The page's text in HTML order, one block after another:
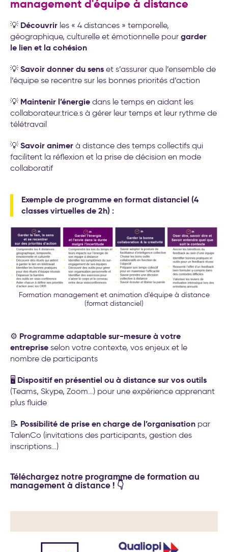
management d'équipe à distance
💡 Découvrir les « 4 distances » temporelle,
géographique, culturelle et émotionnelle pour garder
le lien et la cohésion
💡 Savoir donner du sens et s’assurer que l’ensemble de
l’équipe se recentre sur les bonnes priorités d’action
💡 Maintenir l’énergie dans le temps en aidant les
collaborateur.trice.s à gérer leur temps et leur rythme de
télétravail
💡 Savoir animer à distance des temps collectifs qui
facilitent la réflexion et la prise de décision en mode
collaboratif
Exemple de programme en format distanciel (4
classes virtuelles de 2h) :
Formation management et animation d'équipe à distance
(format distanciel)
⚙️ Programme adaptable sur-mesure à votre
entreprise selon votre contexte, vos enjeux et le
nombre de participants
🖥️ Dispositif en présentiel ou à distance sur vos outils
(Teams, Skype, Zoom…) pour une expérience apprenant
plus fluide
📝 Possibilité de prise en charge de l’organisation par
TalenCo (invitations des participants, gestion des
inscriptions…)
Téléchargez notre programme de formation au
management à distance ! 👇